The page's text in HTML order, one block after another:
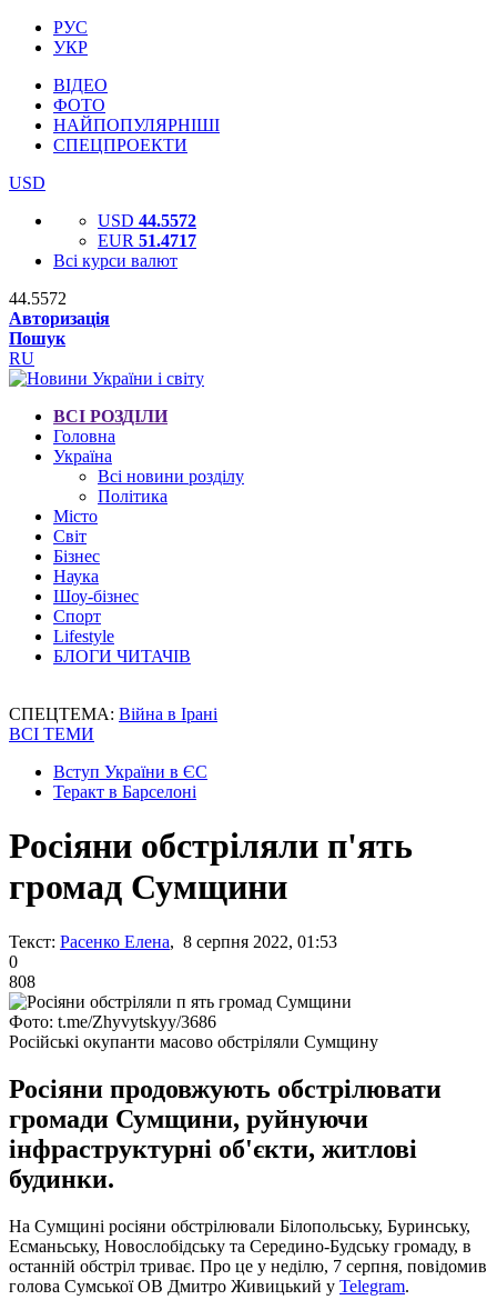
РУС
УКР
ВІДЕО
ФОТО
НАЙПОПУЛЯРНІШІ
СПЕЦПРОЕКТИ
USD
USD 44.5572
EUR 51.4717
Всі курси валют
44.5572
Авторизація
Пошук
RU
ВСІ РОЗДІЛИ
Головна
Україна
Всі новини розділу
Політика
Місто
Світ
Бізнес
Наука
Шоу-бізнес
Спорт
Lifestyle
БЛОГИ ЧИТАЧІВ
СПЕЦТЕМА: Війна в Ірані
ВСІ ТЕМИ
Вступ України в ЄС
Теракт в Барселоні
Росіяни обстріляли п'ять
громад Сумщини
Текст: Расенко Елена, 8 серпня 2022, 01:53
0
808
Фото: t.me/Zhyvytskyy/3686
Російські окупанти масово обстріляли Сумщину
Росіяни продовжують обстрілювати
громади Сумщини, руйнуючи
інфраструктурні об'єкти, житлові
будинки.
На Сумщині росіяни обстрілювали Білопольську, Буринську,
Есманьську, Новослобідську та Середино-Будську громаду, в
останній обстріл триває. Про це у неділю, 7 серпня, повідомив
голова Сумської ОВ Дмитро Живицький у Telegram.